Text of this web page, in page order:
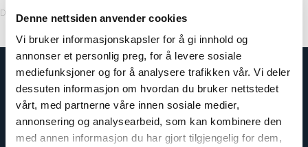
Denne nettsiden anvender cookies
Vi bruker informasjonskapsler for å gi innhold og
annonser et personlig preg, for å levere sosiale
mediefunksjoner og for å analysere trafikken vår. Vi deler
dessuten informasjon om hvordan du bruker nettstedet
vårt, med partnerne våre innen sosiale medier,
annonsering og analysearbeid, som kan kombinere den
med annen informasjon du har gjort tilgjengelig for dem,
Decor Code: 2898K00 *US Stock